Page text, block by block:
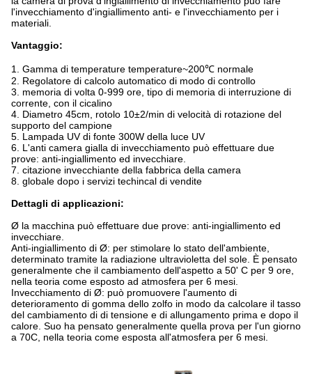
l'invecchiamento d'ingiallimento anti- e l'invecchiamento per i
materiali.
Vantaggio:
1. Gamma di temperature temperature~200℃ normale
2. Regolatore di calcolo automatico di modo di controllo
3. memoria di volta 0-999 ore, tipo di memoria di interruzione di
corrente, con il cicalino
4. Diametro 45cm, rotolo 10±2/min di velocità di rotazione del
supporto del campione
5. Lampada UV di fonte 300W della luce UV
6. L'anti camera gialla di invecchiamento può effettuare due
prove: anti-ingiallimento ed invecchiare.
7. citazione invecchiante della fabbrica della camera
8. globale dopo i servizi techincal di vendite
Dettagli di applicazioni:
Ø la macchina può effettuare due prove: anti-ingiallimento ed
invecchiare.
Anti-ingiallimento di Ø: per stimolare lo stato dell'ambiente,
determinato tramite la radiazione ultravioletta del sole. È pensato
generalmente che il cambiamento dell'aspetto a 50' C per 9 ore,
nella teoria come esposto ad atmosfera per 6 mesi.
Invecchiamento di Ø: può promuovere l'aumento di
deterioramento di gomma dello zolfo in modo da calcolare il tasso
del cambiamento di di tensione e di allungamento prima e dopo il
calore. Suo ha pensato generalmente quella prova per l'un giorno
a 70C, nella teoria come esposta all'atmosfera per 6 mesi.